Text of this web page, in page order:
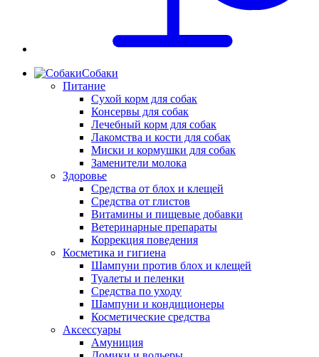
Собаки
Питание
Сухой корм для собак
Консервы для собак
Лечебный корм для собак
Лакомства и кости для собак
Миски и кормушки для собак
Заменители молока
Здоровье
Средства от блох и клещей
Средства от глистов
Витамины и пищевые добавки
Ветеринарные препараты
Коррекция поведения
Косметика и гигиена
Шампуни против блох и клещей
Туалеты и пеленки
Средства по уходу
Шампуни и кондиционеры
Косметические средства
Аксессуары
Амуниция